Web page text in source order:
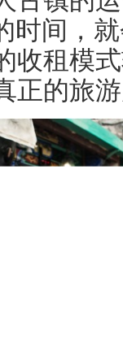
时间，
收租模
正的旅